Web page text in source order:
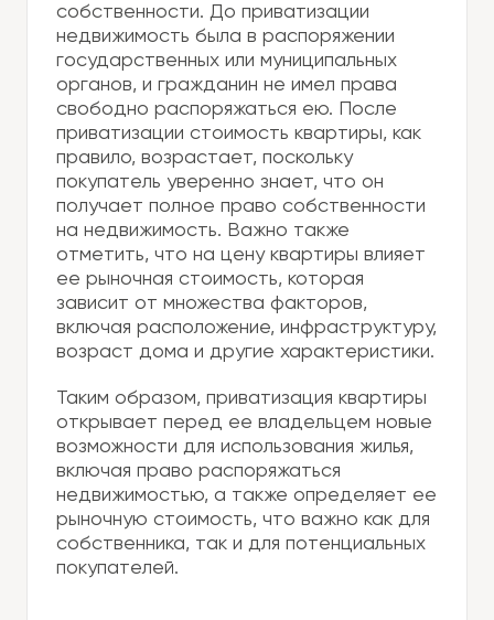
собственности. До приватизации
недвижимость была в распоряжении
государственных или муниципальных
органов, и гражданин не имел права
свободно распоряжаться ею. После
приватизации стоимость квартиры, как
правило, возрастает, поскольку
покупатель уверенно знает, что он
получает полное право собственности
на недвижимость. Важно также
отметить, что на цену квартиры влияет
ее рыночная стоимость, которая
зависит от множества факторов,
включая расположение, инфраструктуру,
возраст дома и другие характеристики.
Таким образом, приватизация квартиры
открывает перед ее владельцем новые
возможности для использования жилья,
включая право распоряжаться
недвижимостью, а также определяет ее
рыночную стоимость, что важно как для
собственника, так и для потенциальных
покупателей.